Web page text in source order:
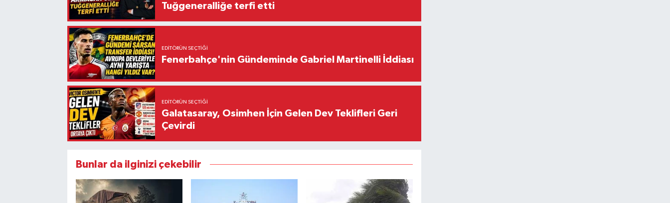
Tuğgeneralliğe terfi etti
EDITÖRÜN SEÇTIĞI
Fenerbahçe'nin Gündeminde Gabriel Martinelli İddiası
EDITÖRÜN SEÇTIĞI
Galatasaray, Osimhen İçin Gelen Dev Teklifleri Geri
Çevirdi
Bunlar da ilginizi çekebilir